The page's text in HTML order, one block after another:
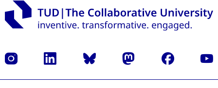
Instagram LinkedIn Bluesky Mastodon Facebook